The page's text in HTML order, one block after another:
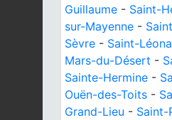
Guillaume - Saint-
sur-Mayenne -
Sèvre - Saint-
Mars-du-Désert -
Sainte-Hermine -
Ouën-des-Toits -
Grand-Lieu - Saint-